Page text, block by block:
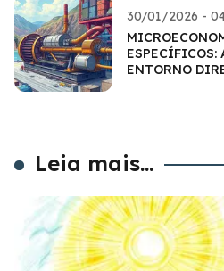
30/01/2026 -
ESPECÍFICOS:
ENTORNO
Leia mais...